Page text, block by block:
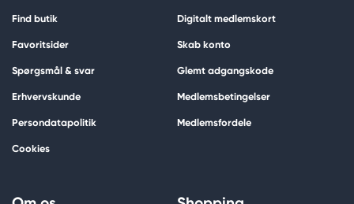
Find butik
Favoritsider
Spørgsmål & svar
Erhvervskunde
Persondatapolitik
Cookies
Digitalt medlemskort
Skab konto
Glemt adgangskode
Medlemsbetingelser
Medlemsfordele